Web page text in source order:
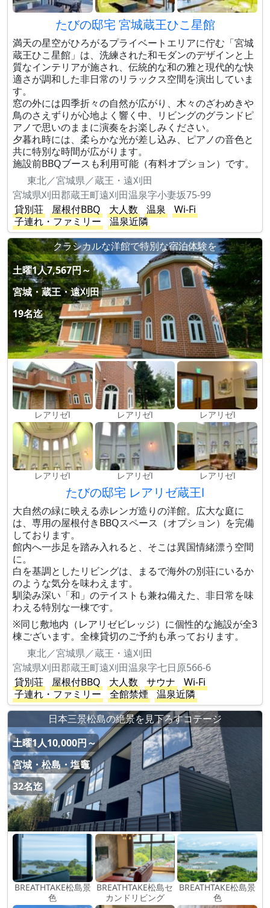
たびの邸宅 宮城蔵王ひこ星館
満天の星空がひろがるプライベートエリアに佇む「宮城
蔵王ひこ星館」は、洗練された和モダンのデザインと上
質なインテリアが施され、伝統的な和の雅と現代的な快
適さが調和した非日常のリラックス空間を演出していま
す。
窓の外には四季折々の自然が広がり、木々のざわめきや
鳥のさえずりが心地よく響く中、リビングのグランドピ
アノで思いのままに演奏をお楽しみください。
夕暮れ時には、柔らかな光が差し込み、ピアノの音色と
共に特別な時間が広がります。
施設前BBQブースも利用可能（有料オプション）です。
東北／宮城県／蔵王・遠刈田
宮城県刈田郡蔵王町遠刈田温泉字小妻坂75-99
貸別荘
屋根付BBQ 大人数 温泉
Wi-Fi
子連れ・ファミリー
温泉近隣
クラシカルな洋館で特別な宿泊体験を
土曜1人7,567円～
宮城・蔵王・遠刈田
19名迄
レアリゼⅠ レアリゼⅠ レアリゼⅠ
レアリゼⅠ レアリゼⅠ レアリゼⅠ
たびの邸宅 レアリゼ蔵王Ⅰ
大自然の緑に映える赤レンガ造りの洋館。広大な庭に
は、専用の屋根付きBBQスペース（オプション）を完備
しております。
館内へ一歩足を踏み入れると、そこは異国情緒漂う空間
に。
白を基調としたリビングは、まるで海外の別荘にいるか
のような気分を味わえます。
馴染み深い「和」のテイストも兼ね備えた、非日常を味
わえる特別な一棟です。
※同じ敷地内（レアリゼビレッジ）に個性的な施設が全3
棟ございます。全棟貸切のご予約も承っております。
東北／宮城県／蔵王・遠刈田
宮城県刈田郡蔵王町遠刈田温泉字七日原566-6
貸別荘
屋根付BBQ 大人数 サウナ
Wi-Fi
子連れ・ファミリー
全館禁煙
温泉近隣
日本三景松島の絶景を見下ろすコテージ
土曜1人10,000円～
宮城・松島・塩竈
32名迄
BREATHTAKE松島景
色
BREATHTAKE松島セ
カンドリビング
BREATHTAKE松島景
色